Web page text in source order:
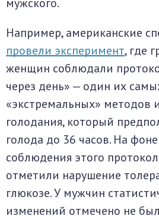
Например, американские
провели эксперимент, где
женщин соблюдали
через день» — один их
«экстремальных» методов
голодания, который
голода до 36 часов. На
соблюдения этого
отметили нарушение
глюкозе. У мужчин
изменений отмечено не